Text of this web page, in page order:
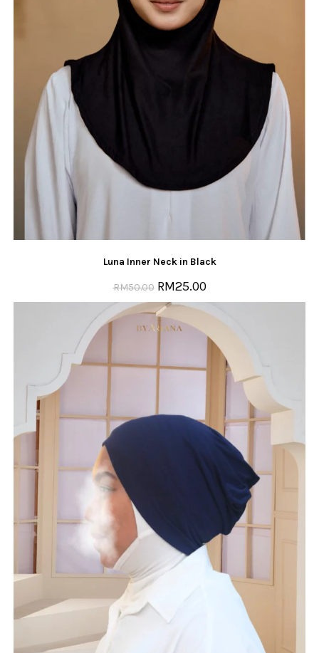
Luna Inner Neck in Black
RM50.00 RM25.00